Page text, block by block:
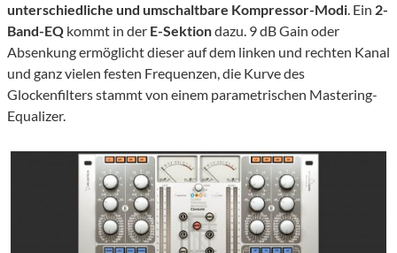
unterschiedliche und umschaltbare Kompressor-Modi. Ein 2-
Band-EQ kommt in der E-Sektiondazu. 9 dB Gain oder
Absenkung ermöglicht dieser auf dem linken und rechten Kanal
und ganz vielen festen Frequenzen, die Kurve des
Glockenfilters stammt von einem parametrischen Mastering-
Equalizer.